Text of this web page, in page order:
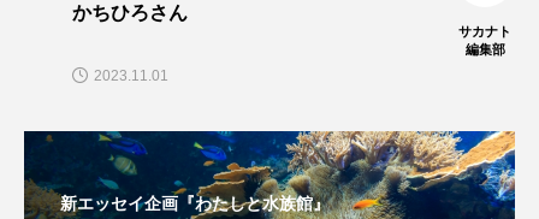
北極 医療
名古屋港水族館
四万十川 四万十川学遊館あきついお 四国
四国水族館 図鑑 固有亜種 固有種
かちひろさん
サカナト
編集部
2023.11.01
新エッセイ企画『わたしと水族館』